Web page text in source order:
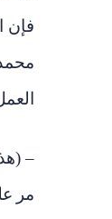
فإن
–
مر